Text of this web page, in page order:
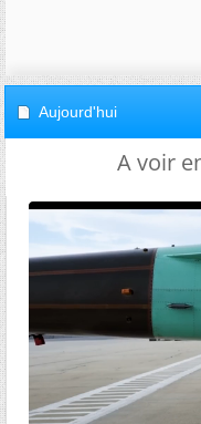
Aujourd'hui
A voir